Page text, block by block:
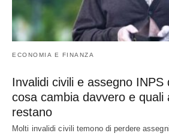
ECONOMIA E FINANZA
Invalidi civili e assegno INPS
cosa cambia davvero e quali
restano
Molti invalidi civili temono di perdere